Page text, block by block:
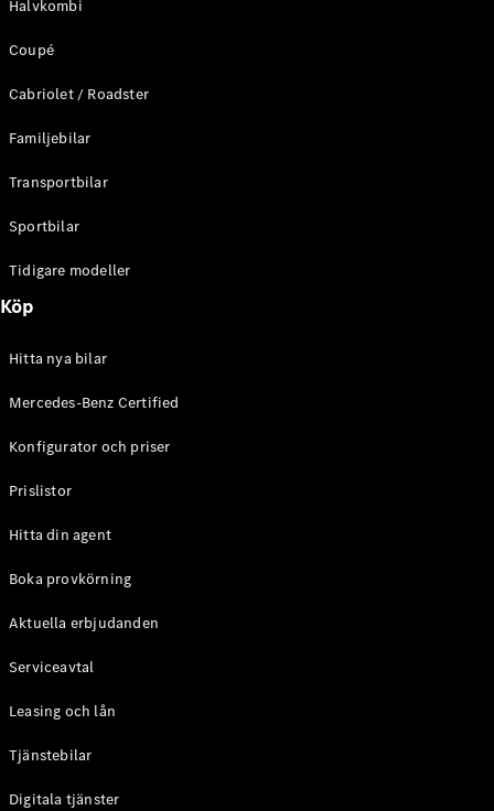
C-Klass
E-Klass
Kombi
E-Klass
Terrain
Konfigurator
Benz Online
A-Klass
Konfigurator
Mercedes-
Benz Online
Coupé
Halvkombi
Coupé
Cabriolet / Roadster
Familjebilar
Transportbilar
Sportbilar
Tidigare modeller
Köp
Hitta nya bilar
Mercedes-Benz Certified
Konfigurator och priser
Prislistor
Hitta din agent
Boka provkörning
Aktuella erbjudanden
Serviceavtal
Leasing och lån
Tjänstebilar
Digitala tjänster